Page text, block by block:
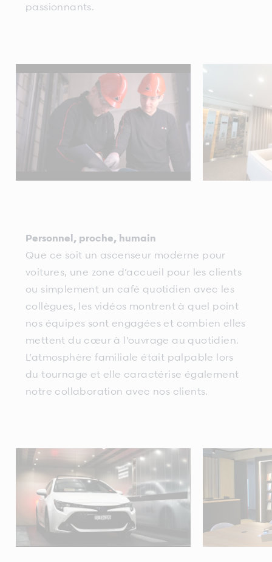
passionnants.
Personnel, proche, humain
Que ce soit un ascenseur moderne pour
voitures, une zone d’accueil pour les clients
ou simplement un café quotidien avec les
collègues, les vidéos montrent à quel point
nos équipes sont engagées et combien elles
mettent du cœur à l’ouvrage au quotidien.
L’atmosphère familiale était palpable lors
du tournage et elle caractérise également
notre collaboration avec nos clients.